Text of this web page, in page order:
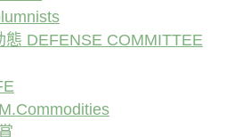
態 DEFENSE COMMITTEE